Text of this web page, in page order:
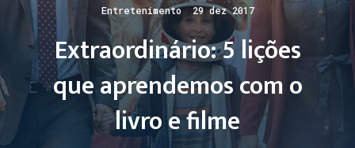
Entretenimento 29 dez 2017
Extraordinário: 5 lições
que aprendemos com o
livro e filme